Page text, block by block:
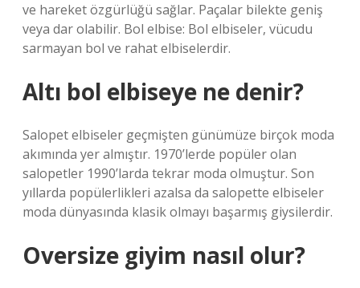
ve hareket özgürlüğü sağlar. Paçalar bilekte geniş
veya dar olabilir. Bol elbise: Bol elbiseler, vücudu
sarmayan bol ve rahat elbiselerdir.
Altı bol elbiseye ne denir?
Salopet elbiseler geçmişten günümüze birçok moda
akımında yer almıştır. 1970’lerde popüler olan
salopetler 1990’larda tekrar moda olmuştur. Son
yıllarda popülerlikleri azalsa da salopette elbiseler
moda dünyasında klasik olmayı başarmış giysilerdir.
Oversize giyim nasıl olur?